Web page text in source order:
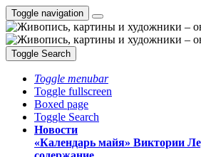
Toggle navigation
Toggle Search
Toggle menubar
Toggle fullscreen
Boxed page
Toggle Search
Новости
«Календарь майя» Виктории